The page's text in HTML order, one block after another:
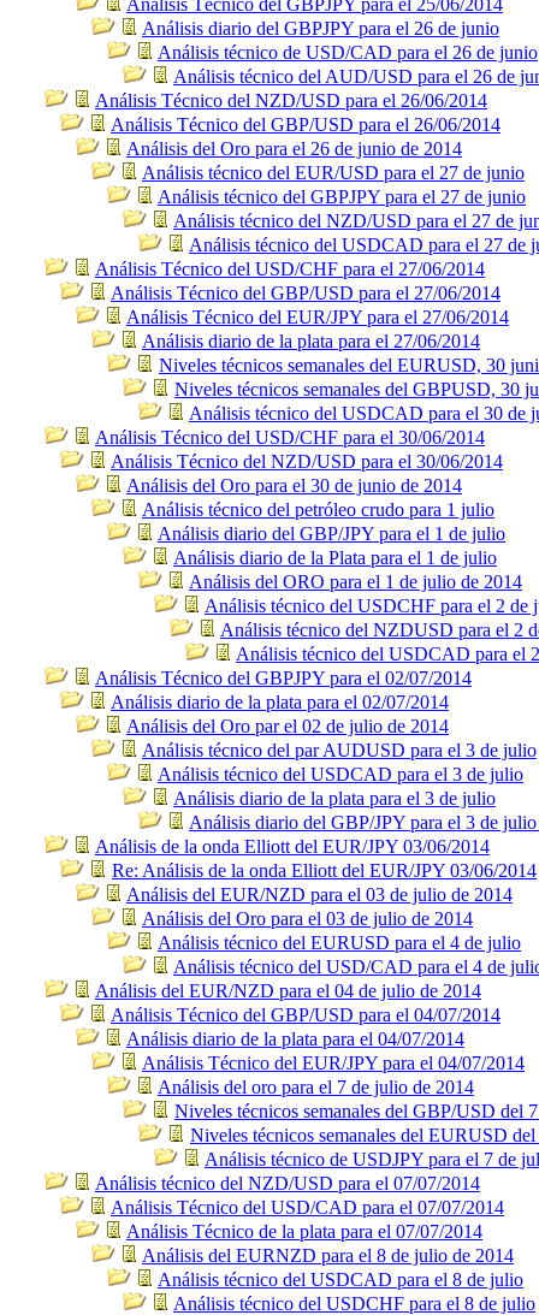
Análisis Técnico del GBPJPY para el 25/06/2014
Análisis diario del GBPJPY para el 26 de junio
Análisis técnico de USD/CAD para el 26 de junio
Análisis técnico del AUD/USD para el 26 de
Análisis Técnico del NZD/USD para el 26/06/2014
Análisis Técnico del GBP/USD para el 26/06/2014
Análisis del Oro para el 26 de junio de 2014
Análisis técnico del EUR/USD para el 27 de junio
Análisis técnico del GBPJPY para el 27 de junio
Análisis técnico del NZD/USD para el 27 de
Análisis técnico del USDCAD para el 27 de
Análisis Técnico del USD/CHF para el 27/06/2014
Análisis Técnico del GBP/USD para el 27/06/2014
Análisis Técnico del EUR/JPY para el 27/06/2014
Análisis diario de la plata para el 27/06/2014
Niveles técnicos semanales del EURUSD, 30
Niveles técnicos semanales del GBPUSD, 30
Análisis técnico del USDCAD para el 30 de
Análisis Técnico del USD/CHF para el 30/06/2014
Análisis Técnico del NZD/USD para el 30/06/2014
Análisis del Oro para el 30 de junio de 2014
Análisis técnico del petróleo crudo para 1 julio
Análisis diario del GBP/JPY para el 1 de julio
Análisis diario de la Plata para el 1 de julio
Análisis del ORO para el 1 de julio de 2014
Análisis técnico del USDCHF para el 2 de
Análisis técnico del NZDUSD para el 2
Análisis técnico del USDCAD para el
Análisis Técnico del GBPJPY para el 02/07/2014
Análisis diario de la plata para el 02/07/2014
Análisis del Oro par el 02 de julio de 2014
Análisis técnico del par AUDUSD para el 3 de julio
Análisis técnico del USDCAD para el 3 de julio
Análisis diario de la plata para el 3 de julio
Análisis diario del GBP/JPY para el 3 de julio
Análisis de la onda Elliott del EUR/JPY 03/06/2014
Re: Análisis de la onda Elliott del EUR/JPY 03/06/2014
Análisis del EUR/NZD para el 03 de julio de 2014
Análisis del Oro para el 03 de julio de 2014
Análisis técnico del EURUSD para el 4 de julio
Análisis técnico del USD/CAD para el 4 de
Análisis del EUR/NZD para el 04 de julio de 2014
Análisis Técnico del GBP/USD para el 04/07/2014
Análisis diario de la plata para el 04/07/2014
Análisis Técnico del EUR/JPY para el 04/07/2014
Análisis del oro para el 7 de julio de 2014
Niveles técnicos semanales del GBP/USD del
Niveles técnicos semanales del EURUSD del
Análisis técnico de USDJPY para el 7 de
Análisis técnico del NZD/USD para el 07/07/2014
Análisis Técnico del USD/CAD para el 07/07/2014
Análisis Técnico de la plata para el 07/07/2014
Análisis del EURNZD para el 8 de julio de 2014
Análisis técnico del USDCAD para el 8 de julio
Análisis técnico del USDCHF para el 8 de julio